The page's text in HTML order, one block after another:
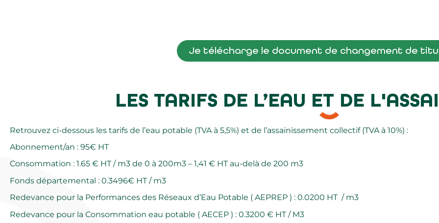
Je télécharge le document de changement de
LES TARIFS DE L’EAU ET DE
Retrouvez ci-dessous les tarifs de l’eau potable (TVA à 5,5%) et de l’assainissement collectif (TVA à 10%) :
Abonnement/an : 95€ HT
Consommation : 1.65 € HT / m3 de 0 à 200m3 – 1,41 € HT au-delà de 200 m3
Fonds départemental : 0.3496€ HT / m3
Redevance pour la Performances des Réseaux d’Eau Potable ( AEPREP ) : 0.0200 HT / m3
Redevance pour la Consommation eau potable ( AECEP ) : 0.3200 € HT / M3